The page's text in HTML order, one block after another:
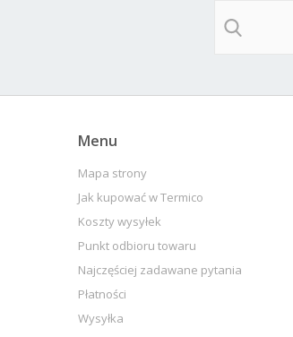
Menu
Mapa strony
Jak kupować w Termico
Koszty wysyłek
Punkt odbioru towaru
Najczęściej zadawane pytania
Płatności
Wysyłka